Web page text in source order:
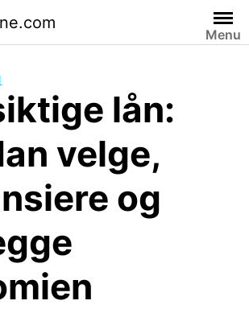
Menu
lån:
velge,
og